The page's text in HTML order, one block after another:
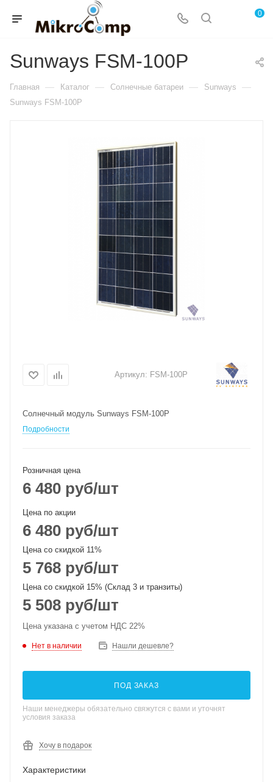
0
Sunways FSM-100P
Главная — Каталог — Солнечные батареи — Sunways —
Sunways FSM-100P
Артикул: FSM-100P
Солнечный модуль Sunways FSM-100P
Подробности
Розничная цена
6 480 руб/шт
Цена по акции
6 480 руб/шт
Цена со скидкой 11%
5 768 руб/шт
Цена со скидкой 15% (Склад 3 и транзиты)
5 508 руб/шт
Цена указана с учетом НДС 22%
Нет в наличии Нашли дешевле?
ПОД ЗАКАЗ
Наши менеджеры обязательно свяжутся с вами и уточнят
условия заказа
Хочу в подарок
Характеристики